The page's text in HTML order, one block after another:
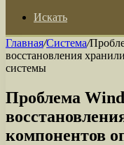
Искать
Главная/Система/
восстановления
системы
Проблема
компонентов